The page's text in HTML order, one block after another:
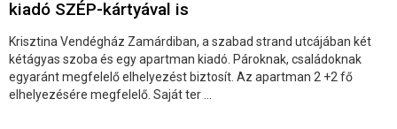
kiadó SZÉP-kártyával is
Krisztina Vendégház Zamárdiban, a szabad strand utcájában két
kétágyas szoba és egy apartman kiadó. Pároknak, családoknak
egyaránt megfelelő elhelyezést biztosít. Az apartman 2 +2 fő
elhelyezésére megfelelő. Saját ter ...